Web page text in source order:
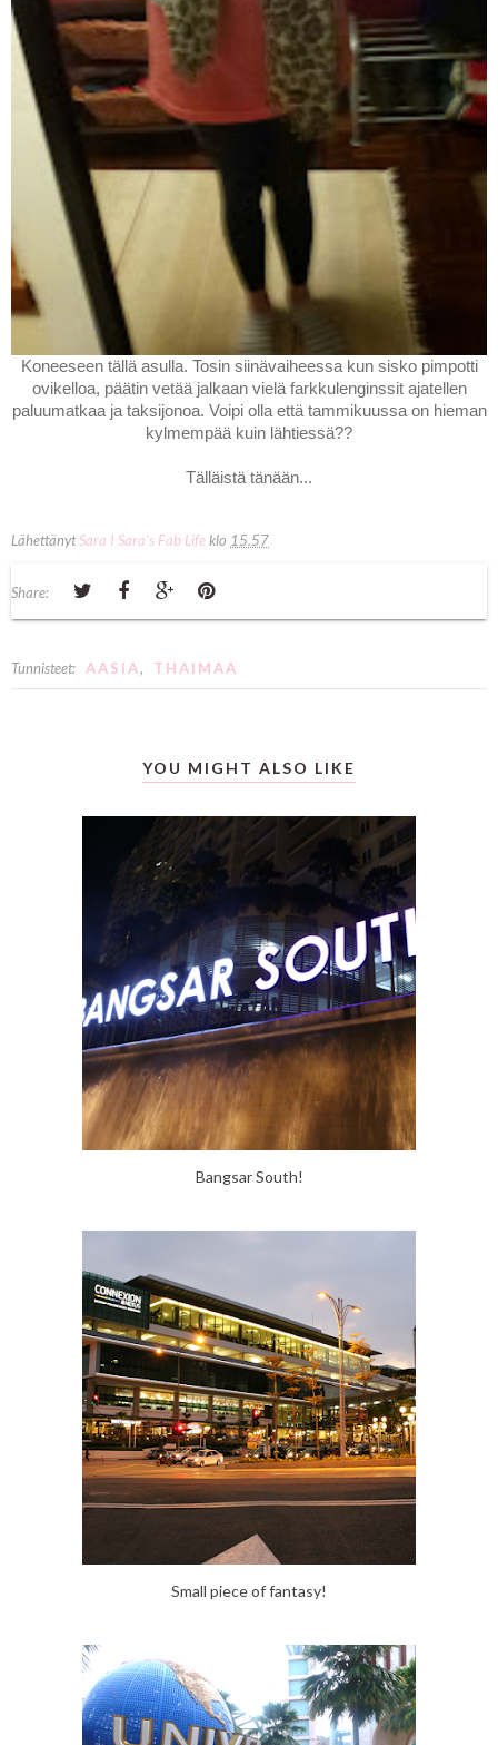
Koneeseen tällä asulla. Tosin siinävaiheessa kun sisko pimpotti
ovikelloa, päätin vetää jalkaan vielä farkkulenginssit ajatellen
paluumatkaa ja taksijonoa. Voipi olla että tammikuussa on hieman
kylmempää kuin lähtiessä??
Tälläistä tänään...
LähettänytSara I Sara's Fab Lifeklo 15.57
Share:
Tunnisteet: AASIA, THAIMAA
YOU MIGHT ALSO LIKE
Bangsar South!
Small piece of fantasy!